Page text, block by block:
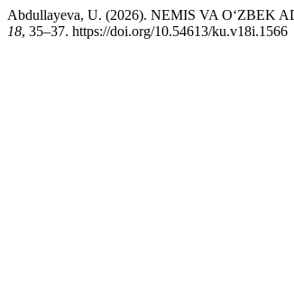
Abdullayeva, U. (2026). NEMIS VA O‘ZBEK
18, 35–37. https://doi.org/10.54613/ku.v18i.1566